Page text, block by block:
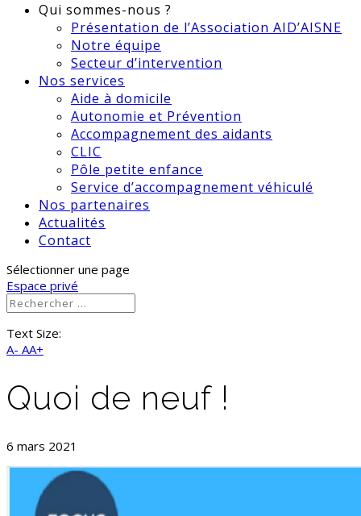
Qui sommes-nous ?
Présentation de l’Association AID’AISNE
Notre équipe
Secteur d’intervention
Nos services
Aide à domicile
Autonomie et Prévention
Accompagnement des aidants
CLIC
Pôle petite enfance
Service d’accompagnement véhiculé
Nos partenaires
Actualités
Contact
Sélectionner une page
Espace privé
Text Size:
A- AA+
Quoi de neuf !
6 mars 2021